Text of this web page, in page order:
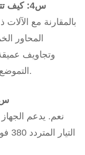
س4: كيف تتم مقارنتها بآلة النقش ثلاثية المحاور؟
بالمقارنة مع الآلات
المحاور
وتجاويف
التموضع اليدوي، مما يحسن الكفاءة والاتساق.
س5: هل الآلة مناسبة